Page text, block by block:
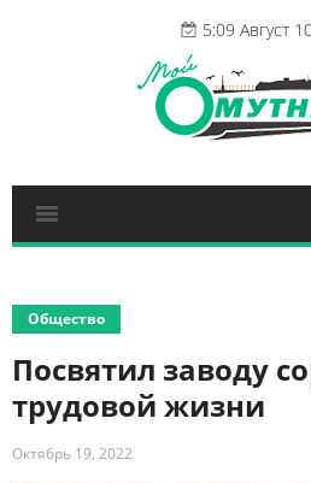
5:09 Август
Общество
Посвятил заводу
трудовой жизни
Октябрь 19, 2022